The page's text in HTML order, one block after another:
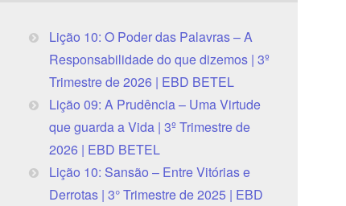
Lição 10: O Poder das Palavras – A
Responsabilidade do que dizemos | 3º
Trimestre de 2026 | EBD BETEL
Lição 09: A Prudência – Uma Virtude
que guarda a Vida | 3º Trimestre de
2026 | EBD BETEL
Lição 10: Sansão – Entre Vitórias e
Derrotas | 3° Trimestre de 2025 | EBD